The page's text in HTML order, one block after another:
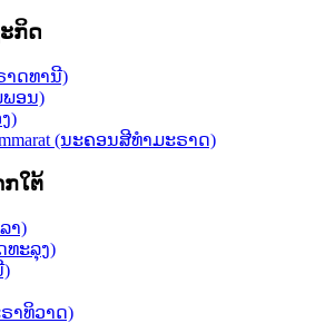
ກິດ
າດທານີ)
ພອນ)
)
(ນະຄອນສີທຳມະຣາດ)
ໃຕ້
າ)
ທະລຸງ)
)
ຣາທິວາດ)